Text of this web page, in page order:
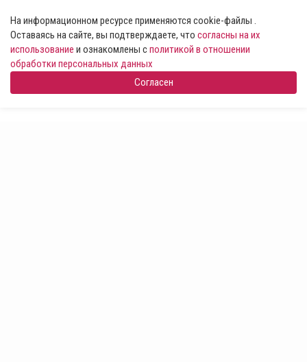
На информационном ресурсе применяются cookie-файлы .
Оставаясь на сайте, вы подтверждаете, что согласны на их
использование и ознакомлены сполитикой в отношении
обработки персональных данных
Согласен